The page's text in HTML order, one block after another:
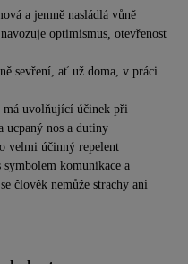
a jemně nasládlá vůně
optimismus, otevřenost
sevření, ať už doma, v práci
má uvolňující účinek při
ucpaný nos a dutiny
velmi účinný repelent
komunikace a
člověk nemůže strachy ani